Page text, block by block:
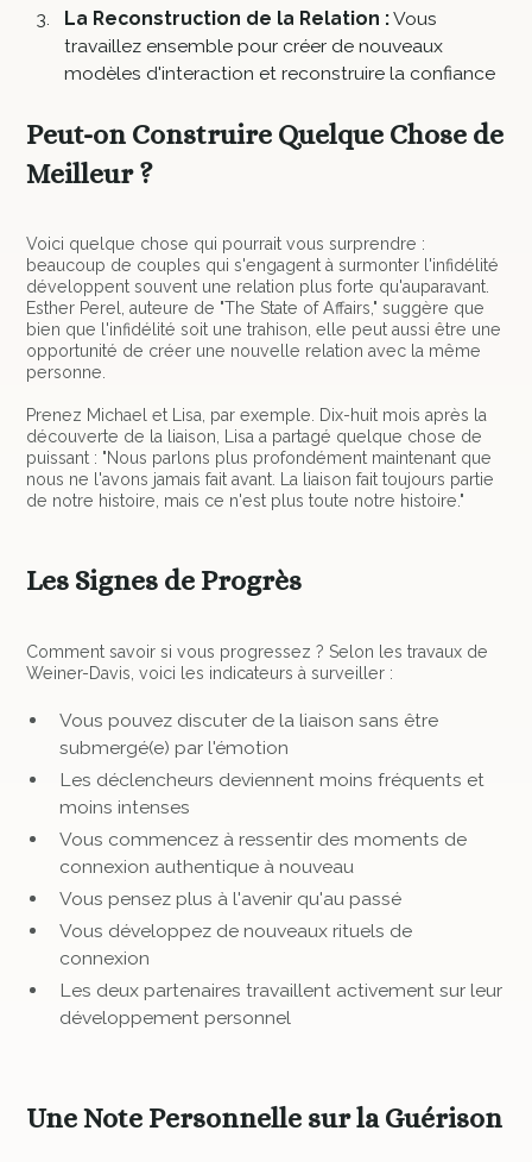
La Reconstruction de la Relation :Vous
travaillez ensemble pour créer de nouveaux
modèles d'interaction et reconstruire la confiance
Peut-on Construire Quelque Chose de
Meilleur ?
Voici quelque chose qui pourrait vous surprendre :
beaucoup de couples qui s'engagent à surmonter l'infidélité
développent souvent une relation plus forte qu'auparavant.
Esther Perel, auteure de "The State of Affairs," suggère que
bien que l'infidélité soit une trahison, elle peut aussi être une
opportunité de créer une nouvelle relation avec la même
personne.
Prenez Michael et Lisa, par exemple. Dix-huit mois après la
découverte de la liaison, Lisa a partagé quelque chose de
puissant : "Nous parlons plus profondément maintenant que
nous ne l'avons jamais fait avant. La liaison fait toujours partie
de notre histoire, mais ce n'est plus toute notre histoire."
Les Signes de Progrès
Comment savoir si vous progressez ? Selon les travaux de
Weiner-Davis, voici les indicateurs à surveiller :
Vous pouvez discuter de la liaison sans être
submergé(e) par l'émotion
Les déclencheurs deviennent moins fréquents et
moins intenses
Vous commencez à ressentir des moments de
connexion authentique à nouveau
Vous pensez plus à l'avenir qu'au passé
Vous développez de nouveaux rituels de
connexion
Les deux partenaires travaillent activement sur leur
développement personnel
Une Note Personnelle sur la Guérison